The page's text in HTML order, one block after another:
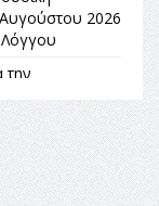
Αυγούστου 2026
την
κορυφαίες
απέναντι
γύρο του